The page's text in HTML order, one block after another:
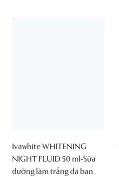
Ivawhite WHITENING
NIGHT FLUID 50 ml-Sữa
dưỡng làm trắng da ban